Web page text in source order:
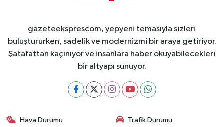
gazeteeksprescom, yepyeni temasıyla sizleri
buluştururken, sadelik ve modernizmi bir araya getiriyor.
Şatafattan kaçınıyor ve insanlara haber okuyabilecekleri
bir altyapı sunuyor.
Hava Durumu Trafik Durumu